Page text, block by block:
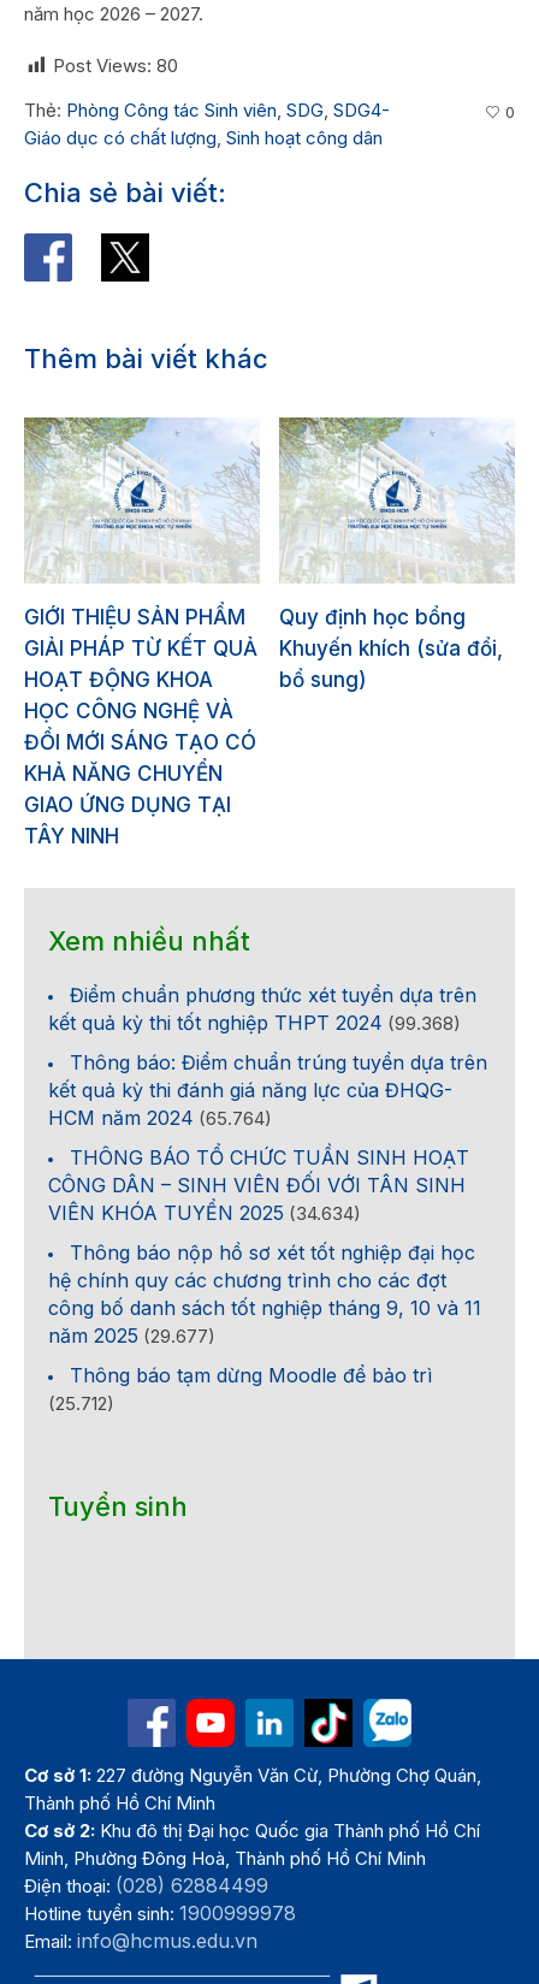
năm học 2026 – 2027.
Post Views: 80
Thẻ: Phòng Công tác Sinh viên, SDG, SDG4-
Giáo dục có chất lượng, Sinh hoạt công dân
0
Chia sẻ bài viết:
Thêm bài viết khác
GIỚI THIỆU SẢN PHẨM
GIẢI PHÁP TỪ KẾT QUẢ
HOẠT ĐỘNG KHOA
HỌC CÔNG NGHỆ VÀ
ĐỔI MỚI SÁNG TẠO CÓ
KHẢ NĂNG CHUYỂN
GIAO ỨNG DỤNG TẠI
TÂY NINH
Quy định học bổng
Khuyến khích (sửa đổi,
bổ sung)
Xem nhiều nhất
Điểm chuẩn phương thức xét tuyển dựa trên
kết quả kỳ thi tốt nghiệp THPT 2024 (99.368)
Thông báo: Điểm chuẩn trúng tuyển dựa trên
kết quả kỳ thi đánh giá năng lực của ĐHQG-
HCM năm 2024 (65.764)
THÔNG BÁO TỔ CHỨC TUẦN SINH HOẠT
CÔNG DÂN – SINH VIÊN ĐỐI VỚI TÂN SINH
VIÊN KHÓA TUYỂN 2025 (34.634)
Thông báo nộp hồ sơ xét tốt nghiệp đại học
hệ chính quy các chương trình cho các đợt
công bố danh sách tốt nghiệp tháng 9, 10 và 11
năm 2025 (29.677)
Thông báo tạm dừng Moodle để bảo trì
(25.712)
Tuyển sinh
Cơ sở 1: 227 đường Nguyễn Văn Cừ, Phường Chợ Quán,
Thành phố Hồ Chí Minh
Cơ sở 2: Khu đô thị Đại học Quốc gia Thành phố Hồ Chí
Minh, Phường Đông Hoà, Thành phố Hồ Chí Minh
Điện thoại: (028) 62884499
Hotline tuyển sinh:1900999978
Email:info@hcmus.edu.vn